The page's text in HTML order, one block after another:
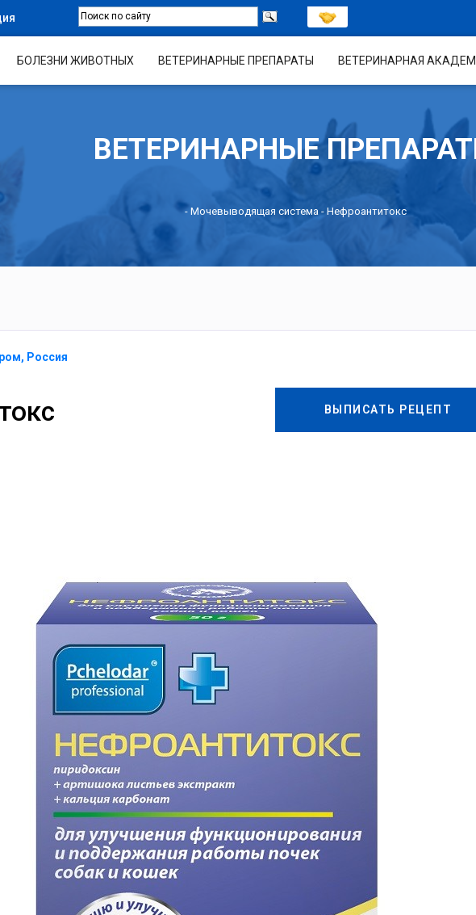
БОЛЕЗНИ ЖИВОТНЫХ ВЕТЕРИНАРНЫЕ ПРЕПАРАТЫ ВЕТЕРИНАРНАЯ
ВЕТЕРИНАРНЫЕ
- Мочевыводящая система - Нефроантитокс
Россия
ВЫПИСАТЬ РЕЦЕПТ